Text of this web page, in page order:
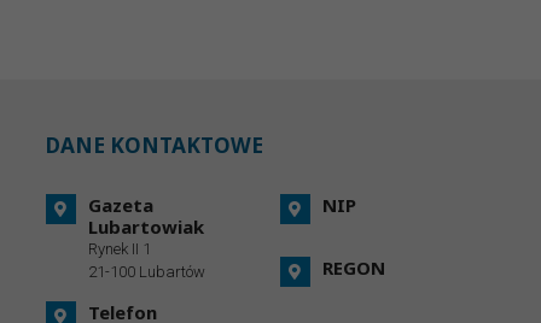
DANE KONTAKTOWE
Gazeta
Lubartowiak
Rynek II 1
21-100 Lubartów
Telefon
NIP
REGON